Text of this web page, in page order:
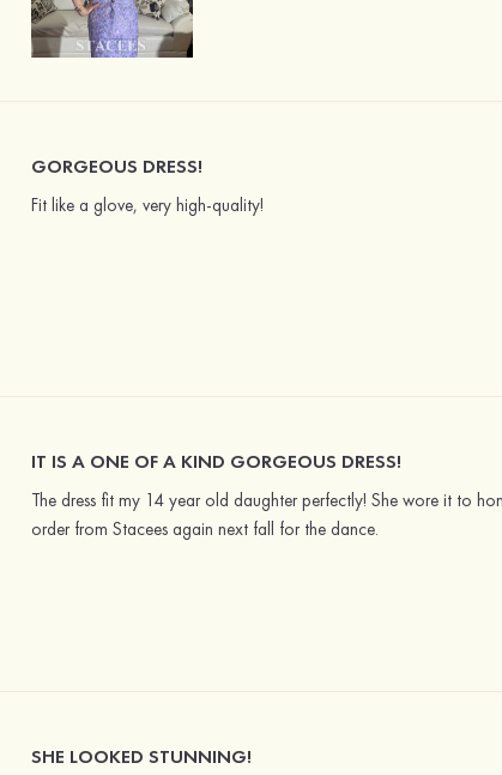
GORGEOUS DRESS!
Fit like a glove, very high-quality!
IT IS A ONE OF A KIND GORGEOUS DRESS!
The dress fit my 14 year old daughter perfectly! She wore it to
order from Stacees again next fall for the dance.
SHE LOOKED STUNNING!